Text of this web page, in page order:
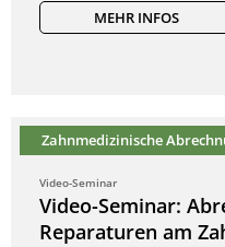
MEHR INFOS
Zahnmedizinische
Video-Seminar
Video-Seminar:
Reparaturen am